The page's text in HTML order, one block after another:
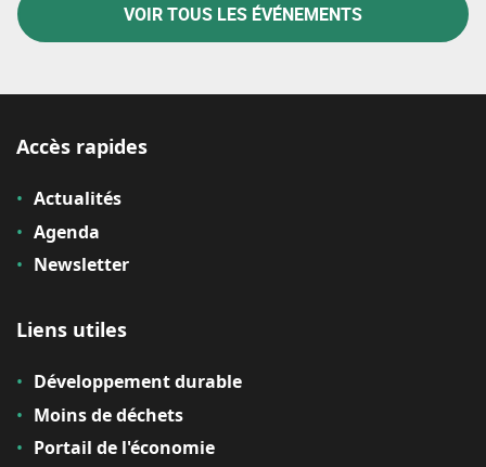
VOIR TOUS LES ÉVÉNEMENTS
Accès rapides
Actualités
Agenda
Newsletter
Liens utiles
Développement durable
Moins de déchets
Portail de l'économie